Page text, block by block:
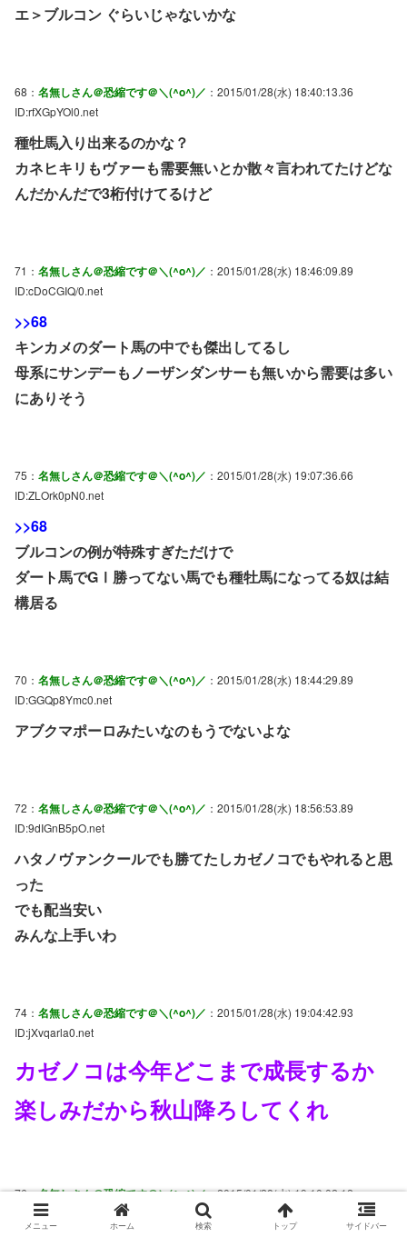
エ＞ブルコン ぐらいじゃないかな
68： 名無しさん＠恐縮です＠＼(^o^)／ ：2015/01/28(水) 18:40:13.36
ID:rfXGpYOl0.net
種牡馬入り出来るのかな？
カネヒキリもヴァーも需要無いとか散々言われてたけどな
んだかんだで3桁付けてるけど
71： 名無しさん＠恐縮です＠＼(^o^)／ ：2015/01/28(水) 18:46:09.89
ID:cDoCGIQ/0.net
>>68
キンカメのダート馬の中でも傑出してるし
母系にサンデーもノーザンダンサーも無いから需要は多い
にありそう
75： 名無しさん＠恐縮です＠＼(^o^)／ ：2015/01/28(水) 19:07:36.66
ID:ZLOrk0pN0.net
>>68
ブルコンの例が特殊すぎただけで
ダート馬でGⅠ勝ってない馬でも種牡馬になってる奴は結
構居る
70： 名無しさん＠恐縮です＠＼(^o^)／ ：2015/01/28(水) 18:44:29.89
ID:GGQp8Ymc0.net
アブクマポーロみたいなのもうでないよな
72： 名無しさん＠恐縮です＠＼(^o^)／ ：2015/01/28(水) 18:56:53.89
ID:9dIGnB5pO.net
ハタノヴァンクールでも勝てたしカゼノコでもやれると思
った
でも配当安い
みんな上手いわ
74： 名無しさん＠恐縮です＠＼(^o^)／ ：2015/01/28(水) 19:04:42.93
ID:jXvqarla0.net
カゼノコは今年どこまで成長するか
楽しみだから秋山降ろしてくれ
76：名無しさん＠恐縮です＠＼(^o^)／：2015/01/28(水) 19:10:02.12
ID:XqIOlA6H0.net
メニュー ホーム 検索 トップ サイドバー